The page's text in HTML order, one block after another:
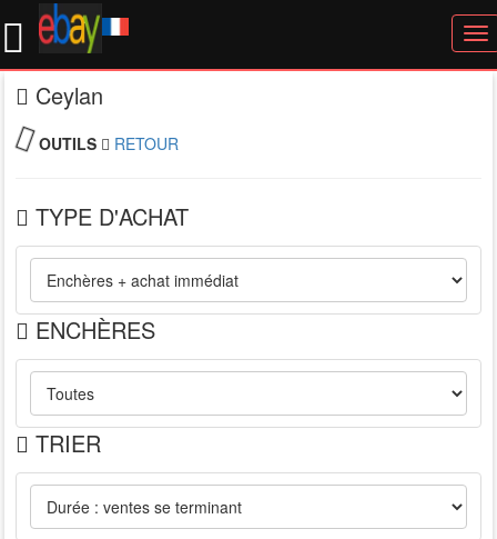
Ceylan
OUTILS RETOUR
TYPE D'ACHAT
ENCHÈRES
TRIER